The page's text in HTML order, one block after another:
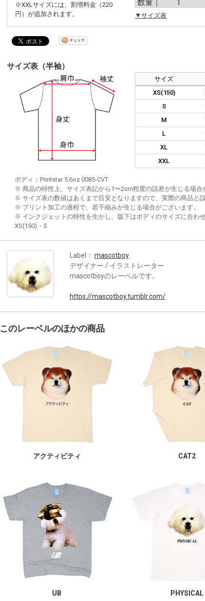
※XXLサイズには、割増料金（220
円）が追加されます。
▼サイズ表
サイズ表（半袖）
サイズ
XS(150)
S
M
L
XL
XXL
ボディ：Printstar 5.6oz 0085-CVT
※ 商品の特性上、サイズ表記から1〜2cm程度の誤差が生じる場合
※ サイズ表の数値はあくまで目安となりますので、実際の商品と
※ プリント加工の過程で、若干縮みが生じる場合がございます。
※ インクジェットの特性を生かし、版下はボディのサイズに合わ
XS(150)・S
Label： mascotboy
デザイナー / イラストレーター
mascotboyのレーベルです。
https://mascotboy.tumblr.com/
このレーベルのほかの商品
アクティビティ CAT2
UB PHYSICAL